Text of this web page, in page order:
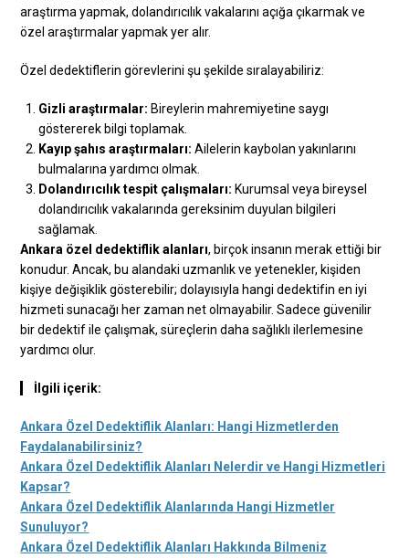
araştırma yapmak, dolandırıcılık vakalarını açığa çıkarmak ve
özel araştırmalar yapmak yer alır.
Özel dedektiflerin görevlerini şu şekilde sıralayabiliriz:
Gizli araştırmalar: Bireylerin mahremiyetine saygı
göstererek bilgi toplamak.
Kayıp şahıs araştırmaları: Ailelerin kaybolan yakınlarını
bulmalarına yardımcı olmak.
Dolandırıcılık tespit çalışmaları: Kurumsal veya bireysel
dolandırıcılık vakalarında gereksinim duyulan bilgileri
sağlamak.
Ankara özel dedektiflik alanları, birçok insanın merak ettiği bir
konudur. Ancak, bu alandaki uzmanlık ve yetenekler, kişiden
kişiye değişiklik gösterebilir; dolayısıyla hangi dedektifin en iyi
hizmeti sunacağı her zaman net olmayabilir. Sadece güvenilir
bir dedektif ile çalışmak, süreçlerin daha sağlıklı ilerlemesine
yardımcı olur.
İlgili içerik:
Ankara Özel Dedektiflik Alanları: Hangi Hizmetlerden
Faydalanabilirsiniz?
Ankara Özel Dedektiflik Alanları Nelerdir ve Hangi Hizmetleri
Kapsar?
Ankara Özel Dedektiflik Alanlarında Hangi Hizmetler
Sunuluyor?
Ankara Özel Dedektiflik Alanları Hakkında Bilmeniz